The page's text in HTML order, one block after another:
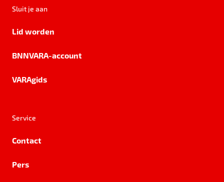
Sluit je aan
Lid worden
BNNVARA-account
VARAgids
Service
Contact
Pers